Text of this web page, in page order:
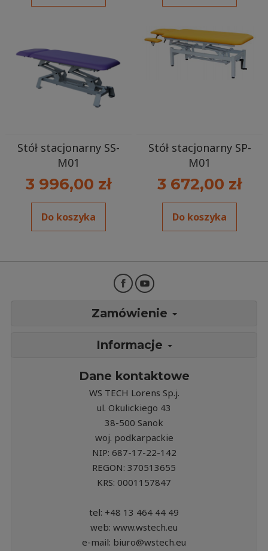
Stół stacjonarny SS-
M01
3 996,00 zł
Do koszyka
Stół stacjonarny SP-
M01
3 672,00 zł
Do koszyka
Zamówienie
Informacje
Dane kontaktowe
WS TECH Lorens Sp.j.
ul. Okulickiego 43
38-500 Sanok
woj. podkarpackie
NIP: 687-17-22-142
REGON: 370513655
KRS: 0001157847
tel: +48 13 464 44 49
web: www.wstech.eu
e-mail: biuro@wstech.eu